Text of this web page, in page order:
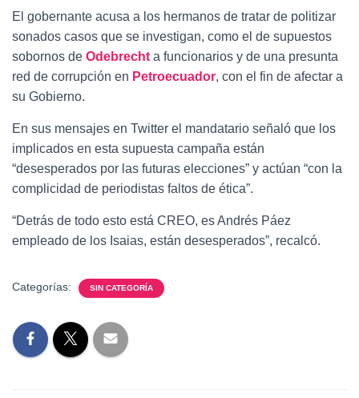
El gobernante acusa a los hermanos de tratar de politizar
sonados casos que se investigan, como el de supuestos
sobornos de Odebrecht a funcionarios y de una presunta
red de corrupción en Petroecuador, con el fin de afectar a
su Gobierno.
En sus mensajes en Twitter el mandatario señaló que los
implicados en esta supuesta campaña están
“desesperados por las futuras elecciones” y actúan “con la
complicidad de periodistas faltos de ética”.
“Detrás de todo esto está CREO, es Andrés Páez
empleado de los Isaias, están desesperados”, recalcó.
Categorías: SIN CATEGORÍA